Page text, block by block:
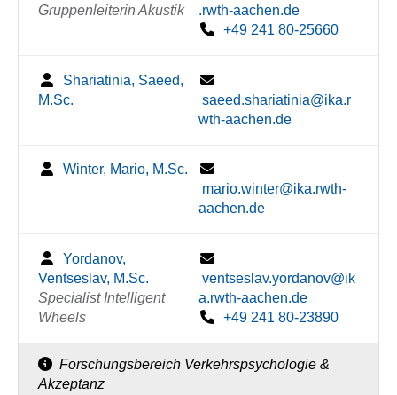
Gruppenleiterin Akustik
.rwth-aachen.de
+49 241 80-25660
Shariatinia, Saeed,
M.Sc.
saeed.shariatinia@ika.r
wth-aachen.de
Winter, Mario, M.Sc.
mario.winter@ika.rwth-
aachen.de
Yordanov,
Ventseslav, M.Sc.
Specialist Intelligent
Wheels
ventseslav.yordanov@ik
a.rwth-aachen.de
+49 241 80-23890
Forschungsbereich Verkehrspsychologie &
Akzeptanz